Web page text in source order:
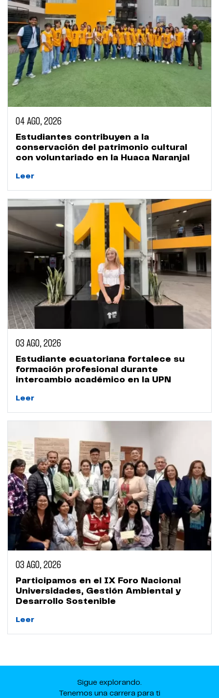
04 AGO, 2026
Estudiantes contribuyen a la
conservación del patrimonio cultural
con voluntariado en la Huaca Naranjal
Leer
03 AGO, 2026
Estudiante ecuatoriana fortalece su
formación profesional durante
intercambio académico en la UPN
Leer
03 AGO, 2026
Participamos en el IX Foro Nacional
Universidades, Gestión Ambiental y
Desarrollo Sostenible
Leer
Sigue explorando.
Tenemos una carrera para ti